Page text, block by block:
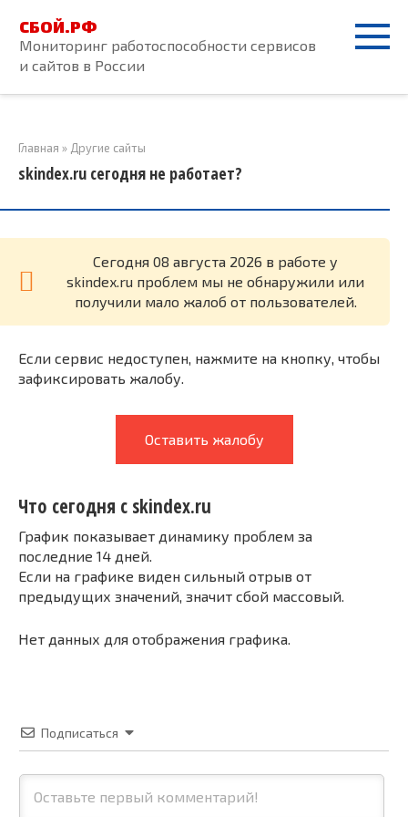
контенту
СБОЙ.РФ
Мониторинг работоспособности сервисов
и сайтов в России
Главная » Другие сайты
skindex.ru сегодня не работает?
Cегодня 08 августа 2026 в работе у
skindex.ru проблем мы не обнаружили или
получили мало жалоб от пользователей.
Если сервис недоступен, нажмите на кнопку, чтобы
зафиксировать жалобу.
Оставить жалобу
Что сегодня с skindex.ru
График показывает динамику проблем за
последние 14 дней.
Если на графике виден сильный отрыв от
предыдущих значений, значит сбой массовый.
Нет данных для отображения графика.
Подписаться